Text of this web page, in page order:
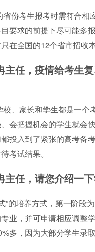
省份考生报考时需符合
要求的前提下尽可能多
在全国的12个省市招收
任， 疫情给考生
校、家长和学生都是一
会把握机会的学生就会
投入到了紧张的高考备
考试结果。
任， 请您介绍一
”的培养方式，第一阶段
业，并可申请相应调整
多，因为大部分学生录